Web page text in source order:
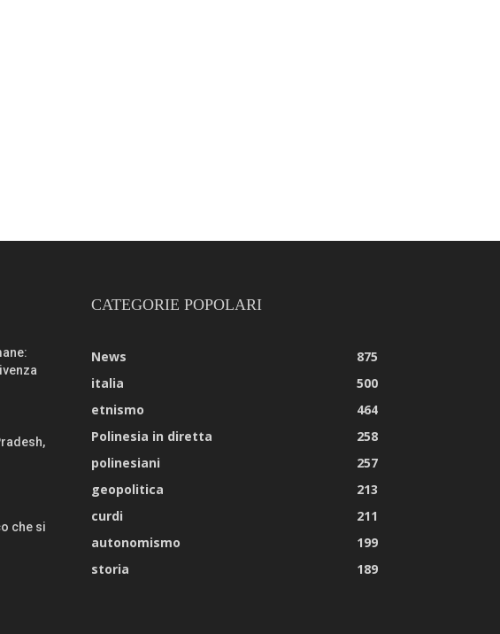
che si
CATEGORIE POPOLARI
News
875
italia
500
etnismo
464
Polinesia in diretta
258
polinesiani
257
geopolitica
213
curdi
211
autonomismo
199
storia
189